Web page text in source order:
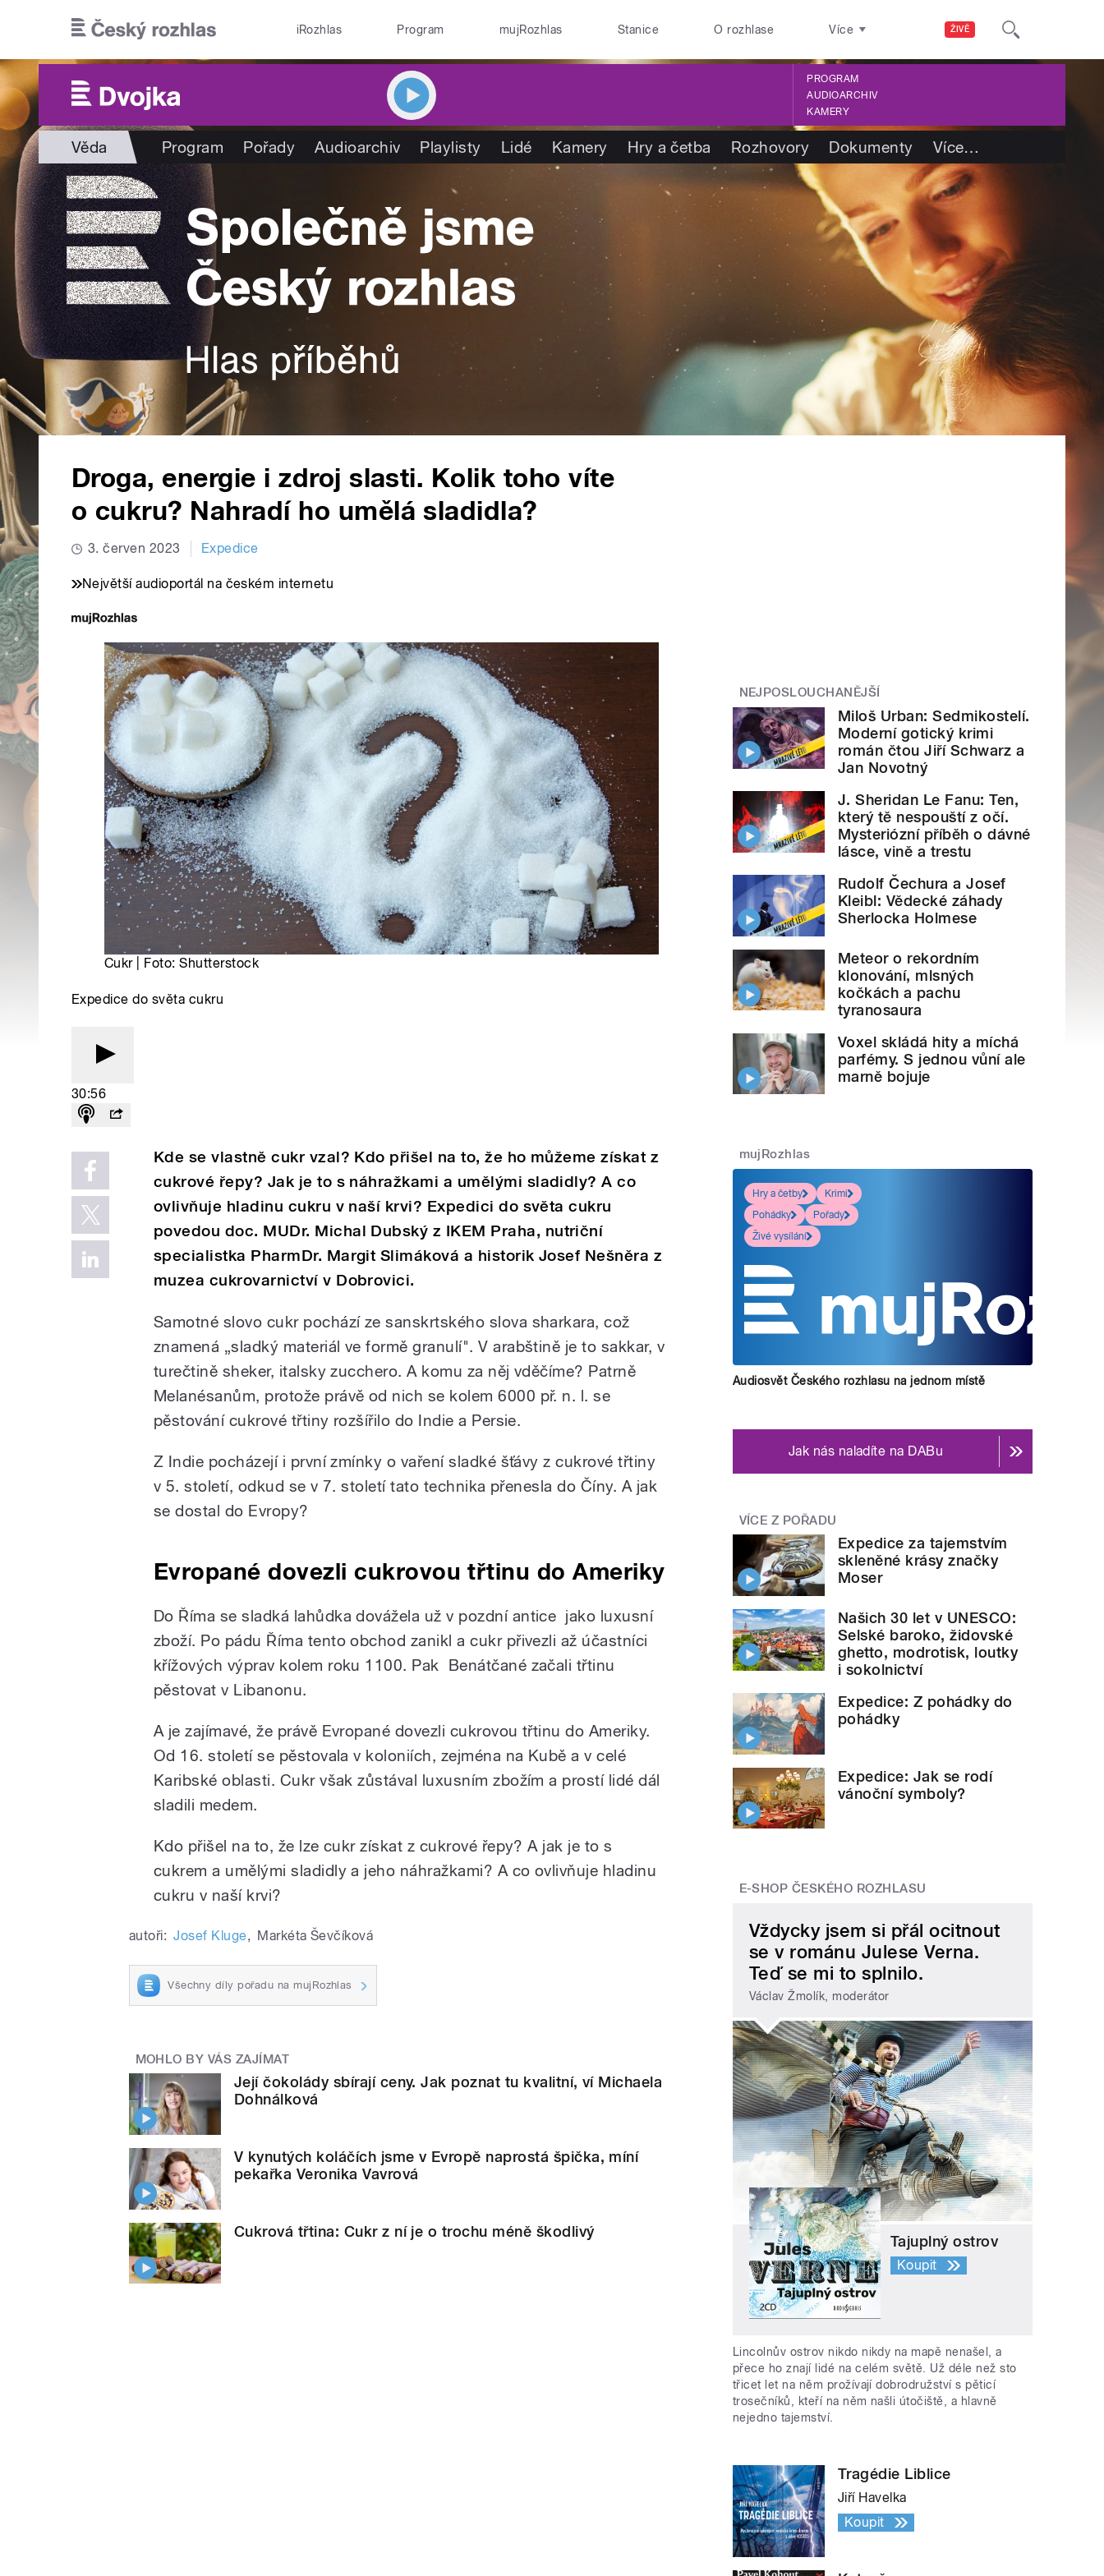
ŽIVĚ
iRozhlas Program mujRozhlas Stanice O rozhlase Více
PROGRAM
AUDIOARCHIV
KAMERY
Věda Program Pořady Audioarchiv Playlisty Lidé Kamery Hry a četba Rozhovory Dokumenty Více…
Droga, energie i zdroj slasti. Kolik toho víte
o cukru? Nahradí ho umělá sladidla?
3. červen 2023 Expedice
Největší audioportál na českém internetu
Cukr | Foto: Shutterstock
Expedice do světa cukru
30:56
Kde se vlastně cukr vzal? Kdo přišel na to, že ho můžeme získat z
cukrové řepy? Jak je to s náhražkami a umělými sladidly? A co
ovlivňuje hladinu cukru v naší krvi? Expedici do světa cukru
povedou doc. MUDr. Michal Dubský z IKEM Praha, nutriční
specialistka PharmDr. Margit Slimáková a historik Josef Nešněra z
muzea cukrovarnictví v Dobrovici.
Samotné slovo cukr pochází ze sanskrtského slova sharkara, což
znamená „sladký materiál ve formě granulí". V arabštině je to sakkar, v
turečtině sheker, italsky zucchero. A komu za něj vděčíme? Patrně
Melanésanům, protože právě od nich se kolem 6000 př. n. l. se
pěstování cukrové třtiny rozšířilo do Indie a Persie.
Z Indie pocházejí i první zmínky o vaření sladké šťávy z cukrové třtiny
v 5. století, odkud se v 7. století tato technika přenesla do Číny. A jak
se dostal do Evropy?
Evropané dovezli cukrovou třtinu do Ameriky
Do Říma se sladká lahůdka dovážela už v pozdní antice jako luxusní
zboží. Po pádu Říma tento obchod zanikl a cukr přivezli až účastníci
křížových výprav kolem roku 1100. Pak Benátčané začali třtinu
pěstovat v Libanonu.
A je zajímavé, že právě Evropané dovezli cukrovou třtinu do Ameriky.
Od 16. století se pěstovala v koloniích, zejména na Kubě a v celé
Karibské oblasti. Cukr však zůstával luxusním zbožím a prostí lidé dál
sladili medem.
Kdo přišel na to, že lze cukr získat z cukrové řepy? A jak je to s
cukrem a umělými sladidly a jeho náhražkami? A co ovlivňuje hladinu
cukru v naší krvi?
autoři: Josef Kluge, Markéta Ševčíková
Všechny díly pořadu na mujRozhlas
MOHLO BY VÁS ZAJÍMAT
Její čokolády sbírají ceny. Jak poznat tu kvalitní, ví Michaela
Dohnálková
V kynutých koláčích jsme v Evropě naprostá špička, míní
pekařka Veronika Vavrová
Cukrová třtina: Cukr z ní je o trochu méně škodlivý
NEJPOSLOUCHANĚJŠÍ
Miloš Urban: Sedmikostelí.
Moderní gotický krimi
román čtou Jiří Schwarz a
Jan Novotný
J. Sheridan Le Fanu: Ten,
který tě nespouští z očí.
Mysteriózní příběh o dávné
lásce, vině a trestu
Rudolf Čechura a Josef
Kleibl: Vědecké záhady
Sherlocka Holmese
Meteor o rekordním
klonování, mlsných
kočkách a pachu
tyranosaura
Voxel skládá hity a míchá
parfémy. S jednou vůní ale
marně bojuje
mujRozhlas
Hry a četby
Krimi
Pohádky
Pořady
Živé vysílání
Audiosvět Českého rozhlasu na jednom místě
Jak nás naladíte na DABu
VÍCE Z POŘADU
Expedice za tajemstvím
skleněné krásy značky
Moser
Našich 30 let v UNESCO:
Selské baroko, židovské
ghetto, modrotisk, loutky
i sokolnictví
Expedice: Z pohádky do
pohádky
Expedice: Jak se rodí
vánoční symboly?
E-SHOP ČESKÉHO ROZHLASU
Vždycky jsem si přál ocitnout
se v románu Julese Verna.
Teď se mi to splnilo.
Václav Žmolík, moderátor
Tajuplný ostrov
Koupit
Lincolnův ostrov nikdo nikdy na mapě nenašel, a
přece ho znají lidé na celém světě. Už déle než sto
třicet let na něm prožívají dobrodružství s pěticí
trosečníků, kteří na něm našli útočiště, a hlavně
nejedno tajemství.
Tragédie Liblice
Jiří Havelka
Koupit